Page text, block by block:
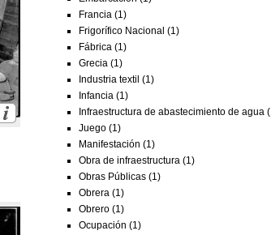
Francia (1)
Frigorífico Nacional (1)
Fábrica (1)
Grecia (1)
Industria textil (1)
Infancia (1)
Infraestructura de abastecimiento de agua
Juego (1)
Manifestación (1)
Obra de infraestructura (1)
Obras Públicas (1)
Obrera (1)
Obrero (1)
Ocupación (1)